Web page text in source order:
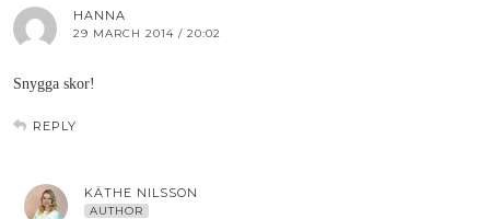
HANNA
29 MARCH 2014 / 20:02
Snygga skor!
REPLY
KÄTHE NILSSON
AUTHOR